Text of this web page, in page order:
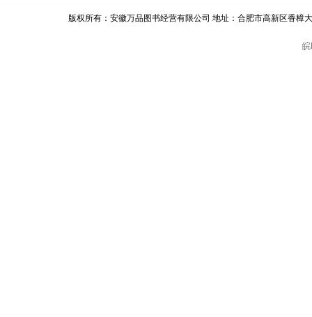
版权所有：安徽万品图书经营有限公司 地址：合肥市高新区香